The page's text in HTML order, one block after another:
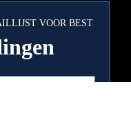
VOOR BEST